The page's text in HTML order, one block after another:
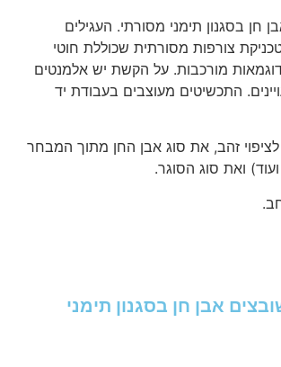
חן בסגנון תימני מסורתי. העגילים
צורפות מסורתית שכוללת חוטי
מורכבות. על הקשת יש אלמנטים
התכשיטים מעוצבים בעבודת יד
זהב, את סוג אבן החן מתוך המבחר
ואת סוג הסוגר.
אבן חן בסגנון תימני